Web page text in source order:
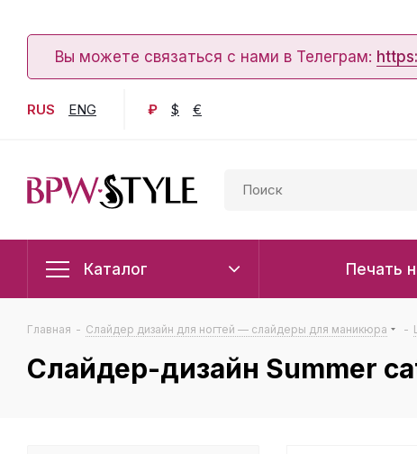
Вы можете связаться с нами в Телеграм:
RUS ENG ₽ $ €
Каталог Печать
Главная - Слайдер дизайн для ногтей — слайдеры для маникюра -
Слайдер-дизайн Summer